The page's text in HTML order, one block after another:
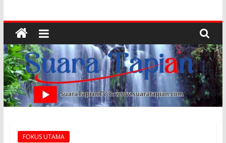
FOKUS UTAMA